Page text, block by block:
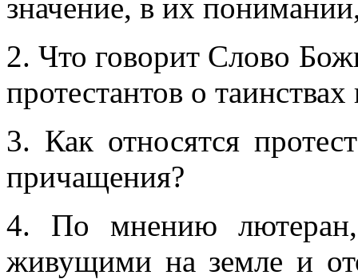
значение, в их
2. Что говорит Слово
протестантов о
3. Как относятся
причащения?
4. По мнению лютеран,
живущими на земле и